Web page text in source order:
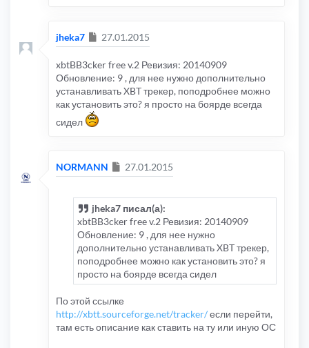
jheka7 Сообщение
27.01.2015
xbtBB3cker free v.2 Ревизия: 20140909
Обновление: 9 , для нее нужно дополнительно
устанавливать XBT трекер, поподробнее можно
как установить это? я просто на боярде всегда
сидел
NORMANN Сообщение
27.01.2015
jheka7 писал(а):
xbtBB3cker free v.2 Ревизия: 20140909
Обновление: 9 , для нее нужно
дополнительно устанавливать XBT трекер,
поподробнее можно как установить это? я
просто на боярде всегда сидел
По этой ссылке
http://xbtt.sourceforge.net/tracker/если перейти,
там есть описание как ставить на ту или иную ОС